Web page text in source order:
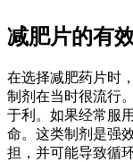
减肥片的有
在选择减肥药片时
制剂在当时很流行
于利。如果经常服
命。这类制剂是强
担，并可能导致循